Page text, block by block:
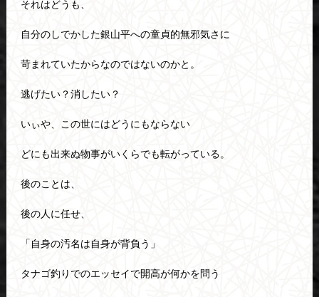
それはどうも、
自分のしでかした銀山平への童貞的無邪気さに
苛まれていたからなのではないのかと。
逃げたい？消したい？
いぃや、この世にはどうにもならない
どにも出来ぬ物事がいくらでも転がっている。
後のことは、
後の人に任せ、
「自身の汚名は自身が背負う」
タナゴ釣りでのエッセイで開高が何かを問う